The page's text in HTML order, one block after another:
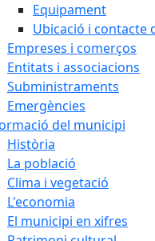
Equipament
Ubicació i contacte
Empreses i comerços
Entitats i associacions
Subministraments
Emergències
del municipi
Història
La població
Clima i vegetació
L'economia
El municipi en xifres